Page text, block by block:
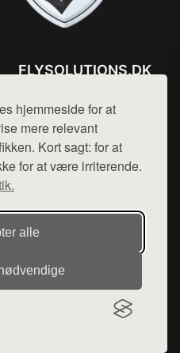
hjemmeside for at
mere relevant
Kort sagt: for at
for at være irriterende.
alle
FLYSOLUTIONS.DK
Mail: hej@want.dk
Cookie- og privatlivspolitik
der udgiver en række
af forskellige produkter fra
varer fra denne side - vi
varen. Vi har heller ikke